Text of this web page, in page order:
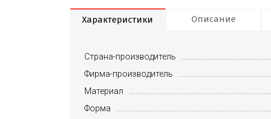
Характеристики Описание
Страна-производитель
Фирма-производитель
Материал
Форма